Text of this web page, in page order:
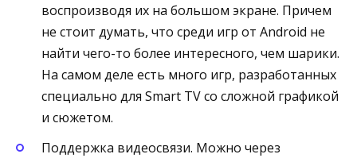
воспроизводя их на большом экране. Причем
не стоит думать, что среди игр от Android не
найти чего-то более интересного, чем шарики.
На самом деле есть много игр, разработанных
специально для Smart TV со сложной графикой
и сюжетом.
Поддержка видеосвязи. Можно через